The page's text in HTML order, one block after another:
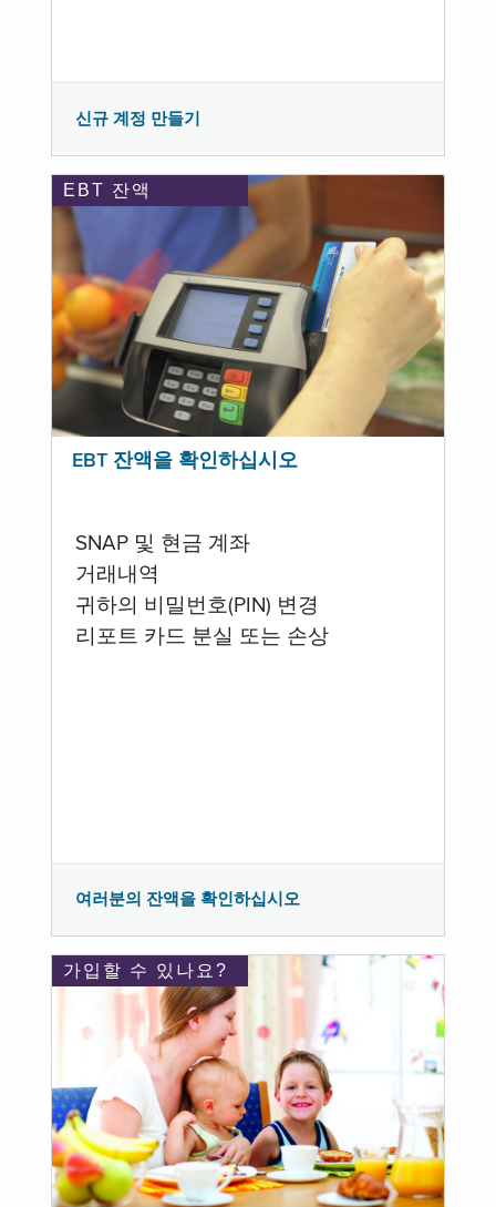
신규 계정 만들기
EBT 잔액
EBT 잔액을 확인하십시오
SNAP 및 현금 계좌
거래내역
귀하의 비밀번호(PIN) 변경
리포트 카드 분실 또는 손상
여러분의 잔액을 확인하십시오
가입할 수 있나요?